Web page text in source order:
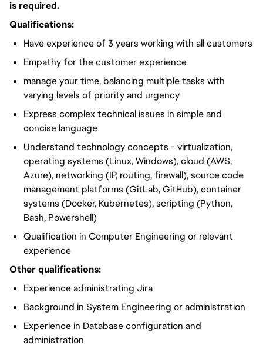
is required.
Qualifications:
Have experience of 3 years working with all customers
Empathy for the customer experience
manage your time, balancing multiple tasks with
varying levels of priority and urgency
Express complex technical issues in simple and
concise language
Understand technology concepts - virtualization,
operating systems (Linux, Windows), cloud (AWS,
Azure), networking (IP, routing, firewall), source code
management platforms (GitLab, GitHub), container
systems (Docker, Kubernetes), scripting (Python,
Bash, Powershell)
Qualification in Computer Engineering or relevant
experience
Other qualifications:
Experience administrating Jira
Background in System Engineering or administration
Experience in Database configuration and
administration